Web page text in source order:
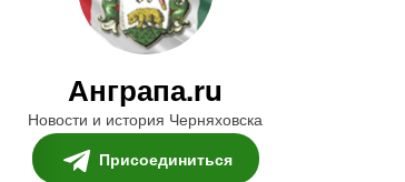
Анграпа.ru
Новости и история Черняховска
Присоединиться